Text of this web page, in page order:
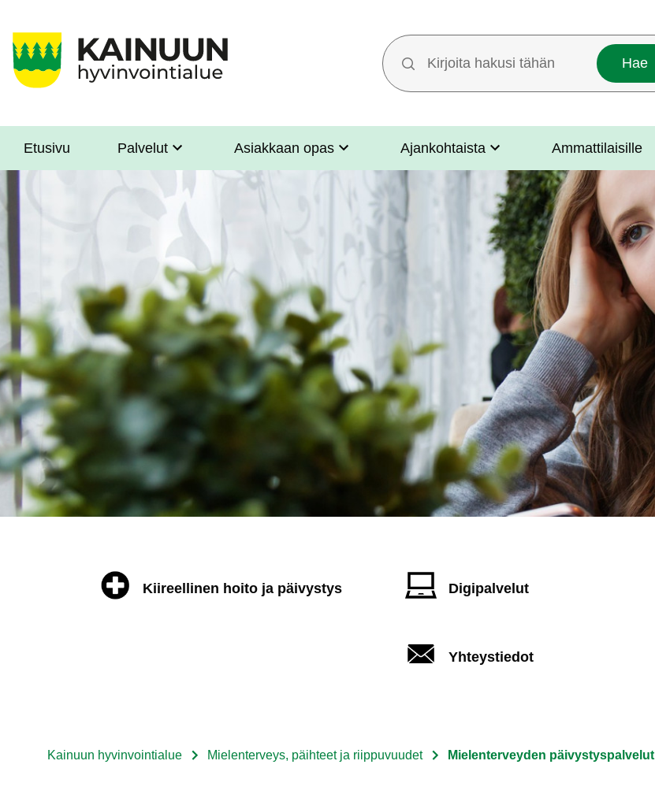
Hakutermit
Sote
Menu
Asiakkaille
Etusivu Palvelut Asiakkaan opas Ajankohtaista Ammattilaisille
Kiireellinen hoito ja päivystys Digipalvelut
Yhteystiedot
Kainuun hyvinvointialue Mielenterveys, päihteet ja riippuvuudet Mielenterveyden päivystyspalvelut